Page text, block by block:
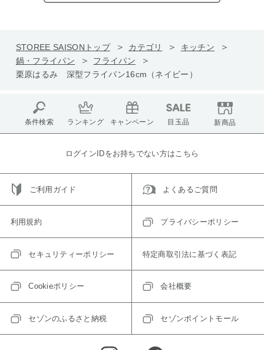
STOREE SAISONトップ カテゴリ
キッチン
鍋・フライパン
フライパン
栗原はるみ 深型フライパン16cm（ネイビー）
条件検索 ランキング キャンペーン 目玉品 新商品
ログインIDをお持ちでない方はこちら
ご利用ガイド よくあるご質問
利用規約 プライバシーポリシー
セキュリティーポリシー 特定商取引法に基づく表記
Cookieポリシー 会社概要
セゾンのふるさと納税 セゾンポイントモール